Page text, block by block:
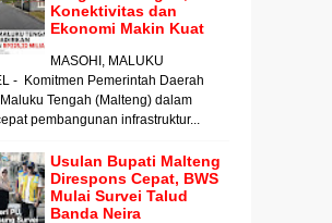
Konektivitas dan
Ekonomi Makin Kuat
MASOHI, MALUKU
- Komitmen Pemerintah Daerah
Tengah (Malteng) dalam
pembangunan infrastruktur...
Usulan Bupati Malteng
Direspons Cepat, BWS
Mulai Survei Talud
Banda Neira